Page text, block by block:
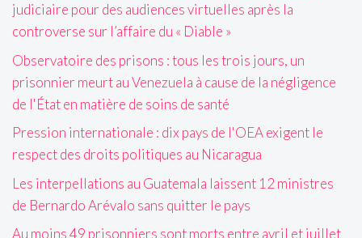
judiciaire pour des audiences virtuelles après la
controverse sur l’affaire du « Diable »
Observatoire des prisons : tous les trois jours, un
prisonnier meurt au Venezuela à cause de la négligence
de l'État en matière de soins de santé
Pression internationale : dix pays de l'OEA exigent le
respect des droits politiques au Nicaragua
Les interpellations au Guatemala laissent 12 ministres
de Bernardo Arévalo sans quitter le pays
Au moins 49 prisonniers sont morts entre avril et juillet